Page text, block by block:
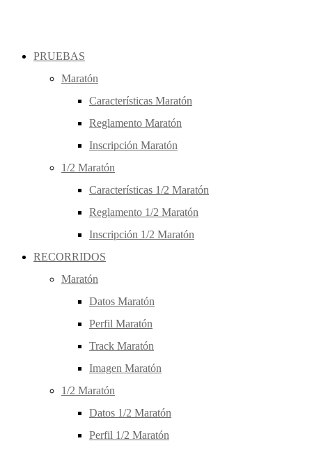
PRUEBAS
Maratón
Características Maratón
Reglamento Maratón
Inscripción Maratón
1/2 Maratón
Características 1/2 Maratón
Reglamento 1/2 Maratón
Inscripción 1/2 Maratón
RECORRIDOS
Maratón
Datos Maratón
Perfil Maratón
Track Maratón
Imagen Maratón
1/2 Maratón
Datos 1/2 Maratón
Perfil 1/2 Maratón